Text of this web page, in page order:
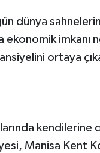
dünya
ekonomik imkanı
ortaya
kendilerine
Manisa Kent